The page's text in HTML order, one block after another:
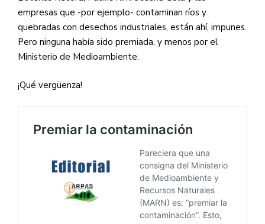
empresas que -por ejemplo- contaminan ríos y
quebradas con desechos industriales, están ahí, impunes.
Pero ninguna había sido premiada, y menos por el
Ministerio de Medioambiente.
¡Qué vergüenza!